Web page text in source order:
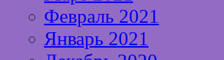
Февраль 2021
Январь 2021